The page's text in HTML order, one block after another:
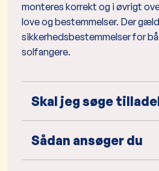
monteres korrekt og i øvrigt
love og bestemmelser. Der
sikkerhedsbestemmelser for
solfangere.
Skal jeg søge
Sådan ansøger du